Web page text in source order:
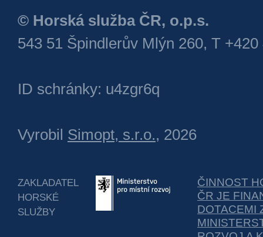
© Horská služba ČR, o.p.s.
543 51 Špindlerův Mlýn 260, T +420
ID schránky: u4zgr6q
Vyrobil Simopt, s.r.o., 2026
ZAKLADATEL
HORSKÉ
SLUŽBY
ČINNOST
ČR JE
DOTACEMI